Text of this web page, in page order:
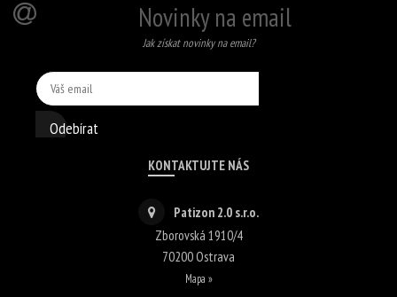
Novinky na email
Jak získat novinky na email?
Odebírat
KONTAKTUJTE NÁS
Patizon 2.0 s.r.o.
Zborovská 1910/4
70200Ostrava
Mapa »